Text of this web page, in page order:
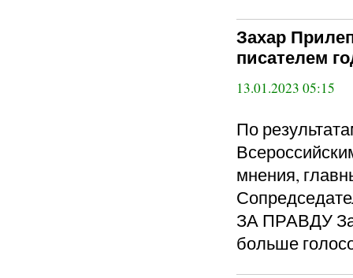
Захар
писателем
13.01.2023 05:15
По
мнения,
ЗА ПРАВДУ
больше